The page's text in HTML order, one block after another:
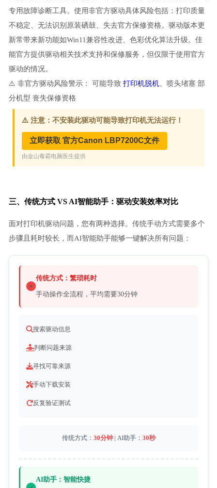
专用故障诊断工具。使用非官方驱动具体风险包括：打印质量
不稳定、无法识别原装硒鼓、失去官方保修资格。驱动版本更
新常带来新功能如Win11兼容性改进、色彩优化算法升级。佳
能官方提供驱动相关技术支持和保修服务，但仅限于使用官方
驱动的情况。
⚠️ 非官方驱动风险警示： 可能导致 打印机脱机、喷头堵塞 部
分机型 丧失保修资格
三、传统方式 VS AI智能助手：驱动安装效率对比
面对打印机驱动问题，您有两种选择。传统手动方式需要多个
步骤且耗时较长，而AI智能助手能够一键解决所有问题：
传统方式：繁琐耗时
手动操作全流程，平均需要30分钟
搜索驱动信息
判断问题来源
寻找可靠来源
手动下载安装
反复验证测试
传统方式： 30分钟| AI助手： 30秒
AI助手：智能快捷